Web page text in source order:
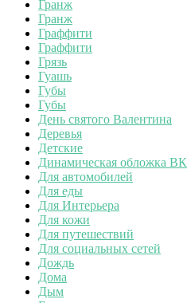
Гранж
Гранж
Граффити
Граффити
Грязь
Гуашь
Губы
Губы
День святого Валентина
Деревья
Детские
Динамическая обложка ВК
Для автомобилей
Для еды
Для Интерьера
Для кожи
Для путешествий
Для социальных сетей
Дождь
Дома
Дым